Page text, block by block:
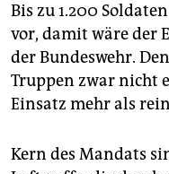
Bis zu 1.200
vor, damit wäre der
der Bundeswehr.
Truppen zwar nicht
Einsatz mehr als
Kern des Mandats